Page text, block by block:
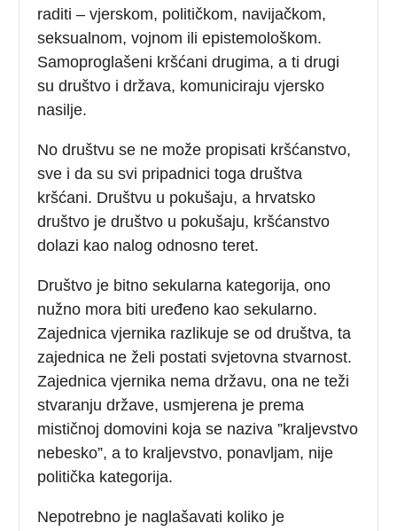
raditi – vjerskom, političkom, navijačkom,
seksualnom, vojnom ili epistemološkom.
Samoproglašeni kršćani drugima, a ti drugi
su društvo i država, komuniciraju vjersko
nasilje.
No društvu se ne može propisati kršćanstvo,
sve i da su svi pripadnici toga društva
kršćani. Društvu u pokušaju, a hrvatsko
društvo je društvo u pokušaju, kršćanstvo
dolazi kao nalog odnosno teret.
Društvo je bitno sekularna kategorija, ono
nužno mora biti uređeno kao sekularno.
Zajednica vjernika razlikuje se od društva, ta
zajednica ne želi postati svjetovna stvarnost.
Zajednica vjernika nema državu, ona ne teži
stvaranju države, usmjerena je prema
mističnoj domovini koja se naziva ”kraljevstvo
nebesko”, a to kraljevstvo, ponavljam, nije
politička kategorija.
Nepotrebno je naglašavati koliko je